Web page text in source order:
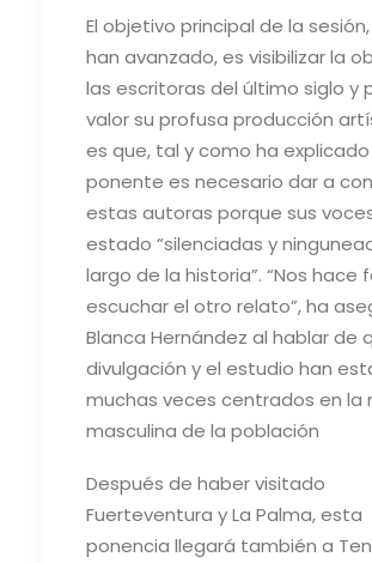
El objetivo principal de la
han avanzado, es visibilizar la
las escritoras del último siglo y
valor su profusa producción
es que, tal y como ha explicado
ponente es necesario dar a
estas autoras porque sus
estado “silenciadas y
largo de la historia”. “Nos hace
escuchar el otro relato”, ha
Blanca Hernández al hablar de
divulgación y el estudio han
muchas veces centrados en la
masculina de la población
Después de haber visitado
Fuerteventura y La Palma, esta
ponencia llegará también a